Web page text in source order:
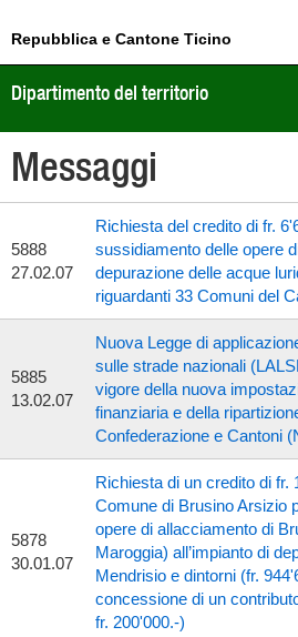
Repubblica e Cantone Ticino
Dipartimento del territorio
Messaggi
5888
27.02.07
Richiesta del credito di fr.
sussidiamento delle opere
depurazione delle acque
riguardanti 33 Comuni del
5885
13.02.07
Nuova Legge di
sulle strade nazionali
vigore della nuova
finanziaria e della
Confederazione e Cantoni
5878
30.01.07
Richiesta di un credito di fr.
Comune di Brusino Arsizio
opere di allacciamento di
Maroggia) all’impianto di
Mendrisio e dintorni (fr.
concessione di un
fr. 200'000.-)